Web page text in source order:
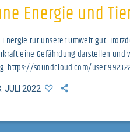
Energie und
Energie tut unserer Umwelt gut.
eine Gefährdung darstellen
https://soundcloud.com/user-
JULI 2022